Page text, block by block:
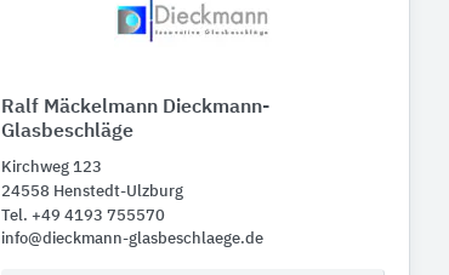
Ralf Mäckelmann Dieckmann-
Glasbeschläge
Kirchweg 123
24558 Henstedt-Ulzburg
Tel. +49 4193 755570
info@dieckmann-glasbeschlaege.de